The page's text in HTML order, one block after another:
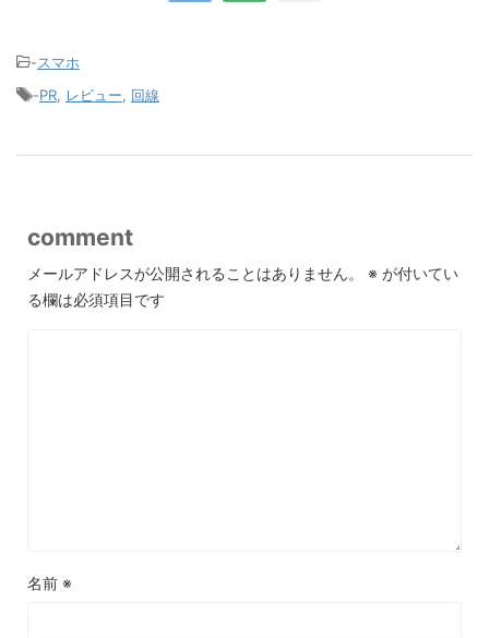
-スマホ
-PR レビュー 回線
comment
メールアドレスが公開されることはありません。 ※ が付いてい
る欄は必須項目です
名前 ※